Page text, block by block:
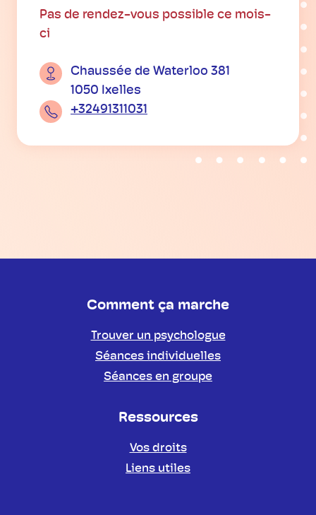
Pas de rendez-vous possible ce mois-
ci
Chaussée de Waterloo 381
1050 Ixelles
+32491311031
Comment ça marche
Trouver un psychologue
Séances individuelles
Séances en groupe
Ressources
Vos droits
Liens utiles